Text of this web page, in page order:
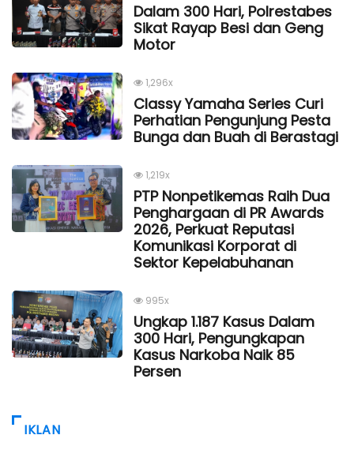
Dalam 300 Hari, Polrestabes
Sikat Rayap Besi dan Geng
Motor
1,296x
Classy Yamaha Series Curi
Perhatian Pengunjung Pesta
Bunga dan Buah di Berastagi
1,219x
PTP Nonpetikemas Raih Dua
Penghargaan di PR Awards
2026, Perkuat Reputasi
Komunikasi Korporat di
Sektor Kepelabuhanan
995x
Ungkap 1.187 Kasus Dalam
300 Hari, Pengungkapan
Kasus Narkoba Naik 85
Persen
IKLAN